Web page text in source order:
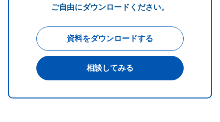
ご自由にダウンロードください。
資料をダウンロードする
相談してみる